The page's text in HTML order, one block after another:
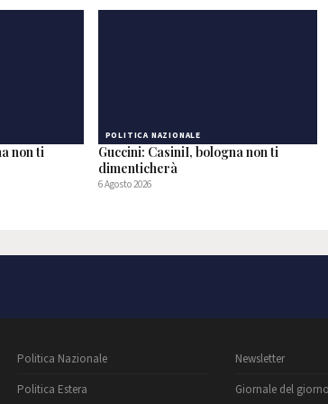
non ti
POLITICA NAZIONALE
Guccini: CasiniI, bologna non ti
dimenticherà
6 Agosto 2026
Politica Nazionale
Politica Estera
Newsletter
Giornale del giorno